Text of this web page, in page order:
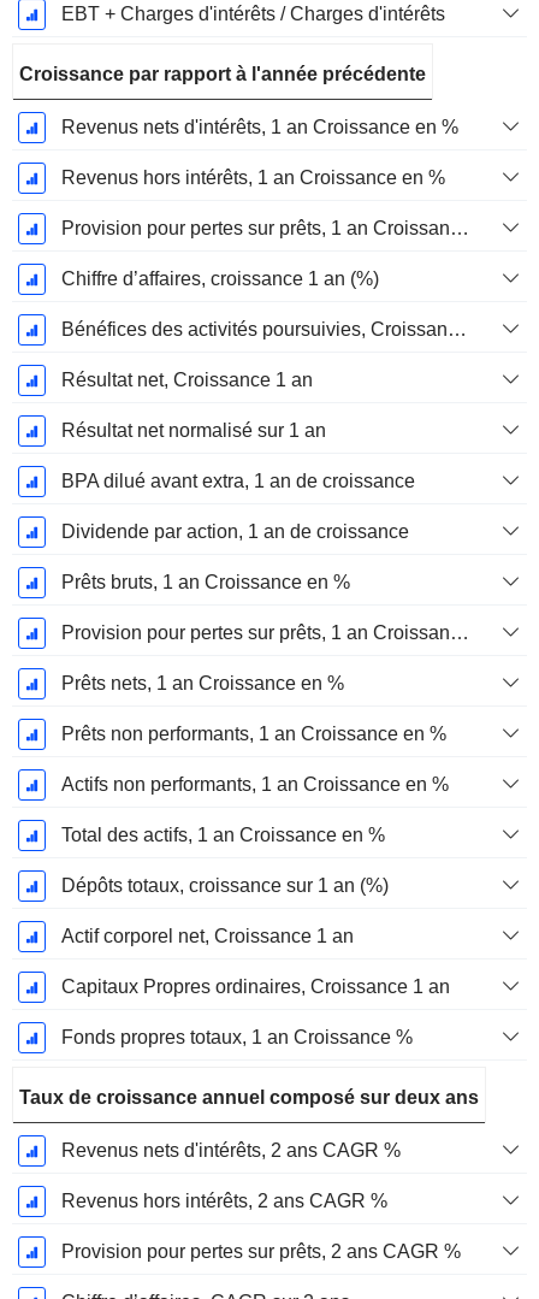
EBT + Charges d'intérêts / Charges d'intérêts
Croissance par rapport à l'année précédente
Revenus nets d'intérêts, 1 an Croissance en %
Revenus hors intérêts, 1 an Croissance en %
Provision pour pertes sur prêts, 1 an Croissance en %
Chiffre d’affaires, croissance 1 an (%)
Bénéfices des activités poursuivies, Croissance 1 an
Résultat net, Croissance 1 an
Résultat net normalisé sur 1 an
BPA dilué avant extra, 1 an de croissance
Dividende par action, 1 an de croissance
Prêts bruts, 1 an Croissance en %
Provision pour pertes sur prêts, 1 an Croissance %
Prêts nets, 1 an Croissance en %
Prêts non performants, 1 an Croissance en %
Actifs non performants, 1 an Croissance en %
Total des actifs, 1 an Croissance en %
Dépôts totaux, croissance sur 1 an (%)
Actif corporel net, Croissance 1 an
Capitaux Propres ordinaires, Croissance 1 an
Fonds propres totaux, 1 an Croissance %
Taux de croissance annuel composé sur deux ans
Revenus nets d'intérêts, 2 ans CAGR %
Revenus hors intérêts, 2 ans CAGR %
Provision pour pertes sur prêts, 2 ans CAGR %